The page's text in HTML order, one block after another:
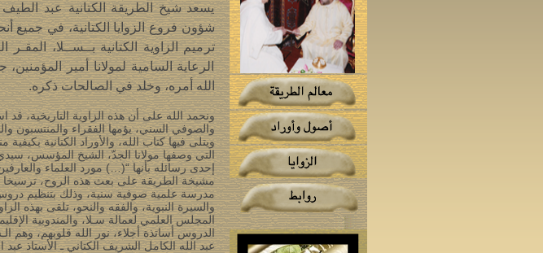
يسعد شيخ الطريقة الكتانية عبد
شؤون فروع الزوايا الكتانية، في جميع
ترميم الزاوية الكتانية بــســلا،
الرعاية السامية لمولانا أمير
الله أمره، وخلد في الصالحات ذكره.
ونحمد الله على أن هذه الزاوية التاريخية،
والصوفي السني، يؤمها الفقراء والمنتسبون
ويتلى فيها كتاب الله، والأوراد الكتانية بكيفية
التي وصفها مولانا الجدّ، الشيخ المؤسس،
إحدى رسائله بأنها “(…) مورد العلماء
مشيخة الطريقة على بعث هذه الروح، ترسيخا
مدرسة علمية صوفية سنية، وذلك بتنظيم
والسيرة النبوية، والفقه والنحو، تلقى بهذه
المجلس العلمي لعمالة سـلا، والمندوبية
الدروس أساتذة أجلاء، نور الله قلوبهم، وهم
عبد الله الكامل الشريف الكتاني ـ الأستاذ